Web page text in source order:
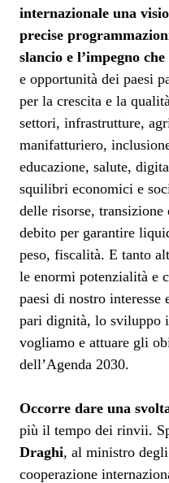
internazionale una
precise
slancio e l’impegno
e opportunità dei paesi
per la crescita e la
settori, infrastrutture,
manifatturiero,
educazione, salute,
squilibri economici e
delle risorse,
debito per garantire
peso, fiscalità. E tanto
le enormi potenzialità e
paesi di nostro interesse
pari dignità, lo sviluppo
vogliamo e attuare gli
dell’Agenda 2030.
Occorre dare una
più il tempo dei rinvii.
Draghi, al ministro
cooperazione